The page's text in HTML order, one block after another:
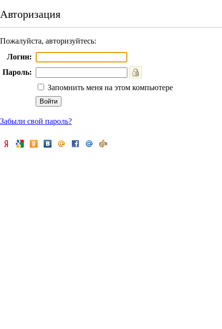
Авторизация
Пожалуйста, авторизуйтесь:
Логин:
Пароль:
Запомнить меня на этом компьютере
Забыли свой пароль?